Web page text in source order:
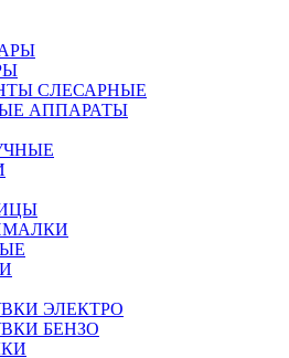
СЛЕСАРНЫЕ
АППАРАТЫ
ЭЛЕКТРО
БЕНЗО